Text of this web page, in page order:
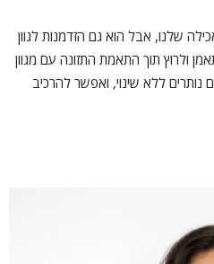
שלנו, אבל הוא גם הזדמנות לגוון
ולרוץ תוך התאמת התזונה עם מגוון
נותרים ללא שינוי, ואפשר להרכיב